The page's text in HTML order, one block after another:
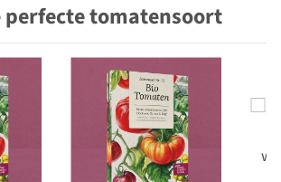
perfecte tomatensoort